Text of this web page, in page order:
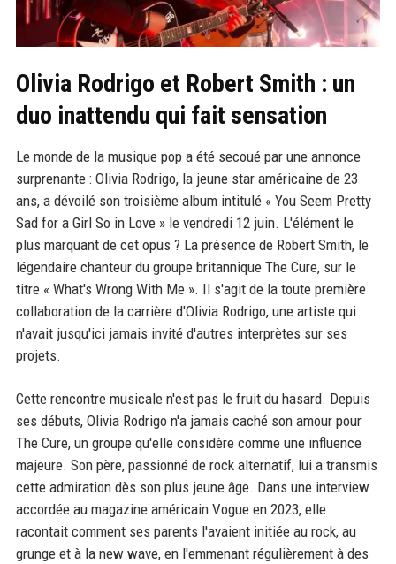
Olivia Rodrigo et Robert Smith : un
duo inattendu qui fait sensation
Le monde de la musique pop a été secoué par une annonce
surprenante : Olivia Rodrigo, la jeune star américaine de 23
ans, a dévoilé son troisième album intitulé « You Seem Pretty
Sad for a Girl So in Love » le vendredi 12 juin. L'élément le
plus marquant de cet opus ? La présence de Robert Smith, le
légendaire chanteur du groupe britannique The Cure, sur le
titre « What's Wrong With Me ». Il s'agit de la toute première
collaboration de la carrière d'Olivia Rodrigo, une artiste qui
n'avait jusqu'ici jamais invité d'autres interprètes sur ses
projets.
Cette rencontre musicale n'est pas le fruit du hasard. Depuis
ses débuts, Olivia Rodrigo n'a jamais caché son amour pour
The Cure, un groupe qu'elle considère comme une influence
majeure. Son père, passionné de rock alternatif, lui a transmis
cette admiration dès son plus jeune âge. Dans une interview
accordée au magazine américain Vogue en 2023, elle
racontait comment ses parents l'avaient initiée au rock, au
grunge et à la new wave, en l'emmenant régulièrement à des